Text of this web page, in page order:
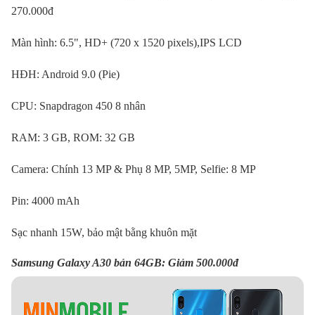
270.000đ
Màn hình: 6.5", HD+ (720 x 1520 pixels),IPS LCD
HĐH: Android 9.0 (Pie)
CPU: Snapdragon 450 8 nhân
RAM: 3 GB, ROM: 32 GB
Camera: Chính 13 MP & Phụ 8 MP, 5MP, Selfie: 8 MP
Pin: 4000 mAh
Sạc nhanh 15W, bảo mật bằng khuôn mặt
Samsung Galaxy A30 bản 64GB: Giảm 500.000đ